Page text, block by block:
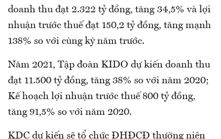
doanh thu đạt 2.322 tỷ đồng, tăng 34,5% và lợi
nhuận trước thuế đạt 150,2 tỷ đồng, tăng mạnh
138% so với cùng kỳ năm trước.
Năm 2021, Tập đoàn KIDO dự kiến doanh thu
đạt 11.500 tỷ đồng, tăng 38% so với năm 2020;
Kế hoạch lợi nhuận trước thuế 800 tỷ đồng,
tăng 91,5% so với năm 2020.
KDC dự kiến sẽ tổ chức ĐHĐCĐ thường niên